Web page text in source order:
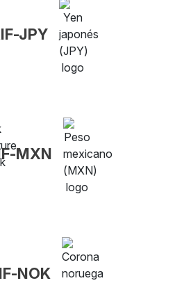
JPY
MXN
NOK